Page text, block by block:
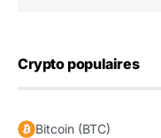
Crypto populaires
Bitcoin (BTC)